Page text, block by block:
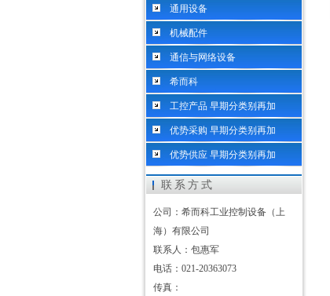
通用设备
机械配件
通信与网络设备
希而科
工控产品 早期分类别再加
优势采购 早期分类别再加
优势供应 早期分类别再加
联系方式
公司：希而科工业控制设备（上
海）有限公司
联系人：包惠军
电话：021-20363073
传真：